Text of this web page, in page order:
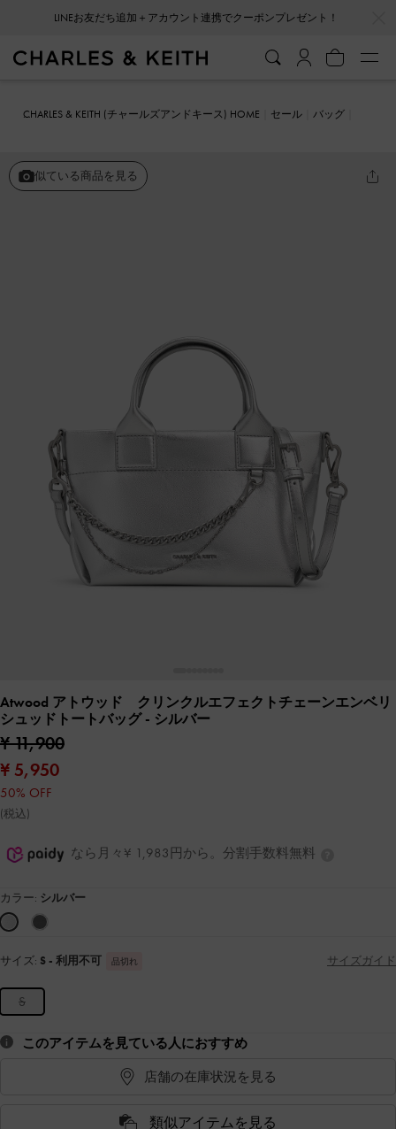
LINEお友だち追加＋アカウント連携でクーポンプレゼント！
CHARLES & KEITH (チャールズアンドキース) HOME セール
バッグ
似ている商品を見る
Atwood アトウッド クリンクルエフェクトチェーンエンベリ
シュッドトートバッグ- シルバー
¥ 11,900
¥ 5,950
50% OFF
(税込)
なら月々¥ 1,983円から。分割手数料無料
カラー: シルバー
サイズ: S - 利用不可 品切れ サイズガイド
S
このアイテムを見ている人におすすめ
店舗の在庫状況を見る
類似アイテムを見る